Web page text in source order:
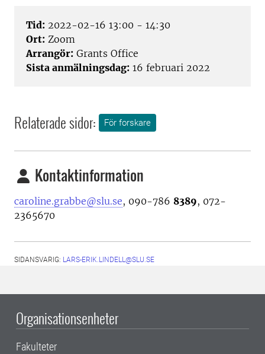
Tid: 2022-02-16 13:00 - 14:30
Ort: Zoom
Arrangör: Grants Office
Sista anmälningsdag: 16 februari 2022
Relaterade sidor: För forskare
Kontaktinformation
caroline.grabbe@slu.se, 090-786 8389, 072-
2365670
SIDANSVARIG: LARS-ERIK.LINDELL@SLU.SE
Organisationsenheter
Fakulteter